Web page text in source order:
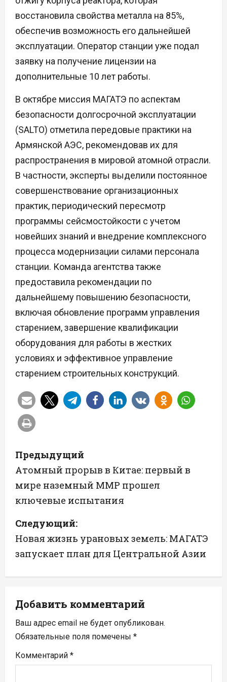
восстановила свойства металла на 85%,
обеспечив возможность его дальнейшей
эксплуатации. Оператор станции уже подал
заявку на получение лицензии на
дополнительные 10 лет работы.
В октябре миссия МАГАТЭ по аспектам
безопасности долгосрочной эксплуатации
(SALTO) отметила передовые практики на
Армянской АЭС, рекомендовав их для
распространения в мировой атомной отрасли.
В частности, эксперты выделили постоянное
совершенствование организационных
практик, периодический пересмотр
программы сейсмостойкости с учетом
новейших знаний и внедрение комплексного
процесса модернизации силами персонала
станции. Команда агентства также
предоставила рекомендации по
дальнейшему повышению безопасности,
включая обновление программ управления
старением, завершение квалификации
оборудования для работы в жестких
условиях и эффективное управление
старением строительных конструкций.
Н
а
в
г
а
ц
и
я
п
о
Предыдущий
Атомный прорыв в Китае: первый в
мире наземный ММР прошел
ключевые испытания
Следующий:
Новая жизнь урановых земель: МАГАТЭ
запускает план для Центральной Азии
Добавить комментарий
Ваш адрес email не будет опубликован.
Обязательные поля помечены *
Комментарий *